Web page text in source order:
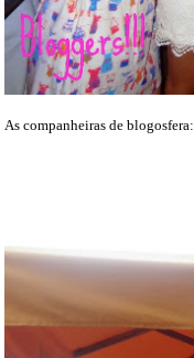
As companheiras de blogosfera: